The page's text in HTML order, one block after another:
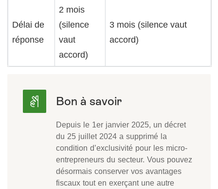
Délai de
réponse
2 mois
(silence
vaut
accord)
3 mois (silence vaut
accord)
Depuis le 1er janvier 2025, un décret
du 25 juillet 2024 a supprimé la
condition d’exclusivité pour les micro-
entrepreneurs du secteur. Vous pouvez
désormais conserver vos avantages
fiscaux tout en exerçant une autre